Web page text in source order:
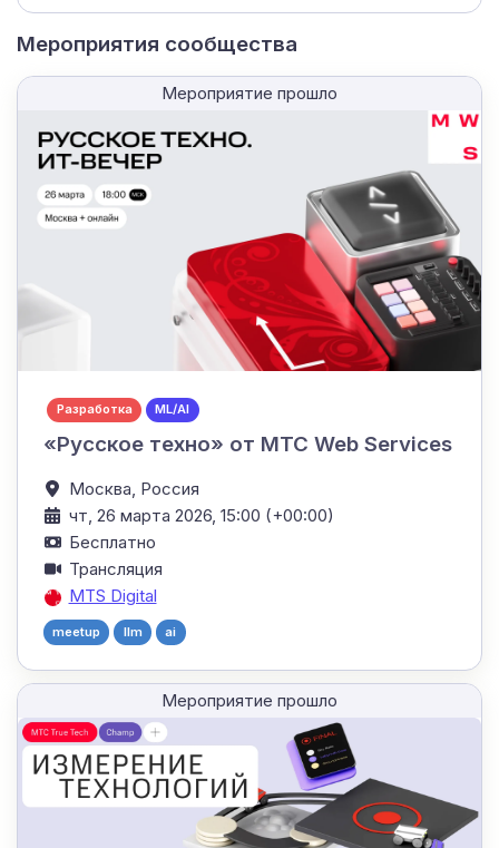
Мероприятия сообщества
Мероприятие прошло
Разработка ML/AI
«Русское техно» от MТС Web Services
Москва, Россия
чт, 26 марта 2026, 15:00 (+00:00)
Бесплатно
Трансляция
MTS Digital
meetup llm ai
Мероприятие прошло